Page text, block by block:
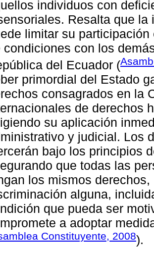
individuos con
Resalta que
limitar su
condiciones con los
del Ecuador (
primordial del Estado
consagrados en la
de derechos
su aplicación
y judicial. Los
bajo los principios
que todas las
los mismos
alguna,
que pueda ser
a adoptar
Constituyente, 2008).